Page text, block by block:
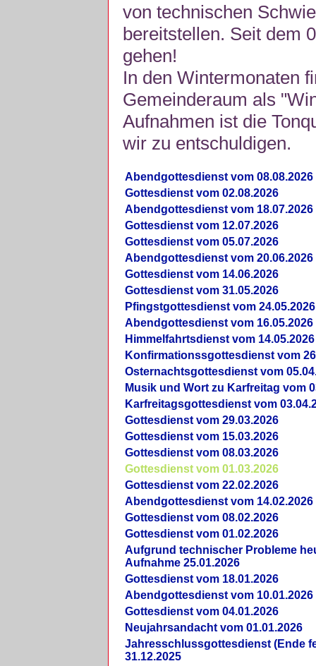
von technischen
bereitstellen. Seit dem
gehen!
In den Wintermonaten
Gemeinderaum als
Aufnahmen ist die
wir zu entschuldigen.
Abendgottesdienst vom 08.08.2026
Gottesdienst vom 02.08.2026
Abendgottesdienst vom 18.07.2026
Gottesdienst vom 12.07.2026
Gottesdienst vom 05.07.2026
Abendgottesdienst vom 20.06.2026
Gottesdienst vom 14.06.2026
Gottesdienst vom 31.05.2026
Pfingstgottesdienst vom 24.05.2026
Abendgottesdienst vom 16.05.2026
Himmelfahrtsdienst vom 14.05.2026
Konfirmationssgottesdienst vom
Osternachtsgottesdienst vom
Musik und Wort zu Karfreitag vom
Karfreitagsgottesdienst vom
Gottesdienst vom 29.03.2026
Gottesdienst vom 15.03.2026
Gottesdienst vom 08.03.2026
Gottesdienst vom 01.03.2026
Gottesdienst vom 22.02.2026
Abendgottesdienst vom 14.02.2026
Gottesdienst vom 08.02.2026
Gottesdienst vom 01.02.2026
Aufgrund technischer Probleme
Aufnahme 25.01.2026
Gottesdienst vom 18.01.2026
Abendgottesdienst vom 10.01.2026
Gottesdienst vom 04.01.2026
Neujahrsandacht vom 01.01.2026
Jahresschlussgottesdienst (Ende
31.12.2025